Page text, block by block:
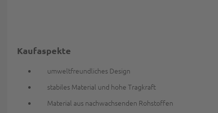
Kaufaspekte
umweltfreundliches Design
stabiles Material und hohe Tragkraft
Material aus nachwachsenden Rohstoffen